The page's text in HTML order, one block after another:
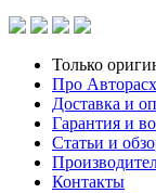
Только
Про
Доставка и
Гарантия и
Статьи и
Контакты